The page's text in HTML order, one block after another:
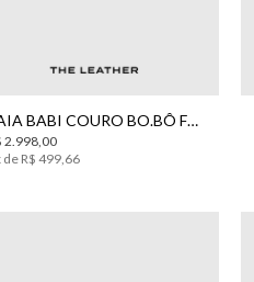
SAIA BABI COURO BO.BÔ FEMININA
2.998,00
deR$ 499,66